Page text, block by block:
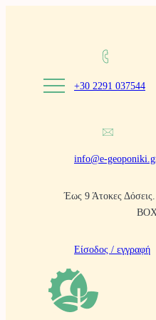
+30 2291 037544
info@e-
Έως 9 Άτοκες
Είσοδος / εγγραφή